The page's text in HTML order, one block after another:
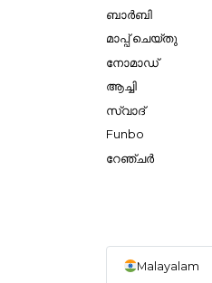
ബാർബി
മാപ്പ് ചെയ്തു
നോമാഡ്
ആച്ചി
സ്വാദ്
Funbo
റേഞ്ചർ
Malayalam